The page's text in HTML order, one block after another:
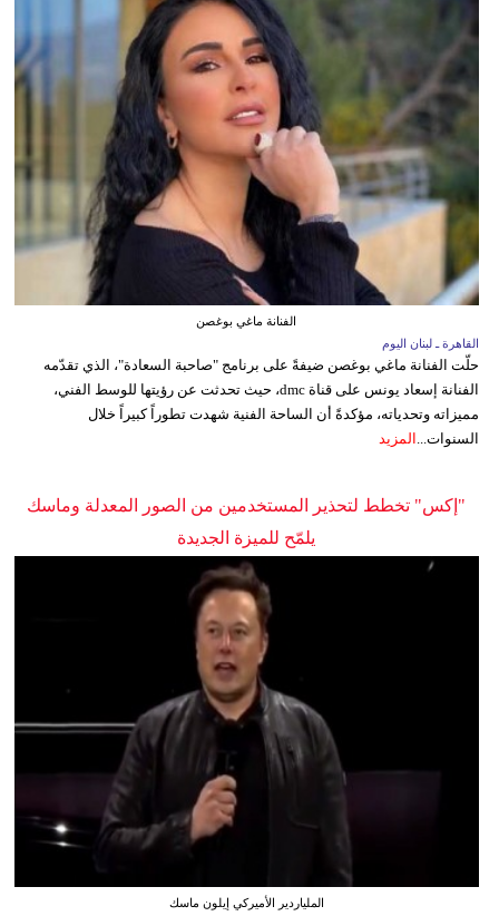
الفنانة ماغي بوغصن
القاهرة ـ لبنان اليوم
حلّت الفنانة ماغي بوغصن ضيفةً على برنامج "صاحبة السعادة"، الذي تقدّمه
الفنانة إسعاد يونس على قناة dmc، حيث تحدثت عن رؤيتها للوسط الفني،
مميزاته وتحدياته، مؤكدةً أن الساحة الفنية شهدت تطوراً كبيراً خلال
السنوات... المزيد
"إكس" تخطط لتحذير المستخدمين من الصور المعدلة وماسك
يلمّح للميزة الجديدة
الملياردير الأميركي إيلون ماسك